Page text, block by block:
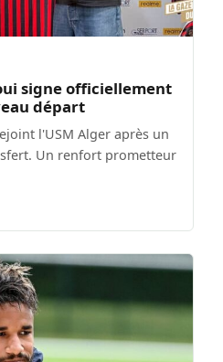
signe officiellement
départ
l'USM Alger après un
Un renfort prometteur